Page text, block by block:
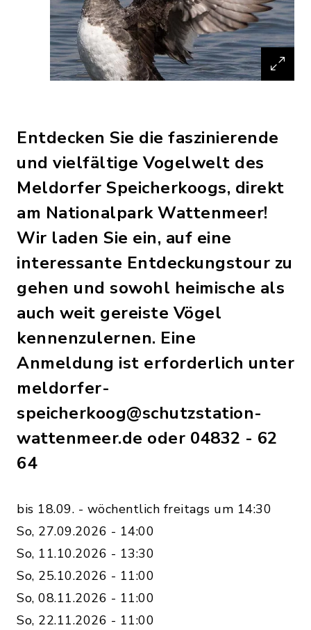
Entdecken Sie die faszinierende
und vielfältige Vogelwelt des
Meldorfer Speicherkoogs, direkt
am Nationalpark Wattenmeer!
Wir laden Sie ein, auf eine
interessante Entdeckungstour zu
gehen und sowohl heimische als
auch weit gereiste Vögel
kennenzulernen. Eine
Anmeldung ist erforderlich unter
meldorfer-
speicherkoog@schutzstation-
wattenmeer.de oder 04832 - 62
64
bis 18.09. - wöchentlich freitags um 14:30
So, 27.09.2026 - 14:00
So, 11.10.2026 - 13:30
So, 25.10.2026 - 11:00
So, 08.11.2026 - 11:00
So, 22.11.2026 - 11:00